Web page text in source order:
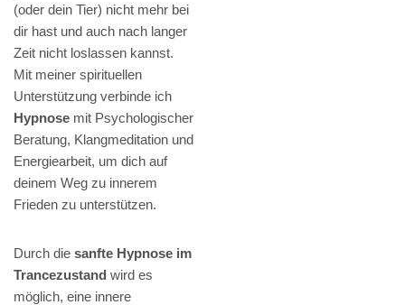
(oder dein Tier) nicht mehr bei
dir hast und auch nach langer
Zeit nicht loslassen kannst.
Mit meiner spirituellen
Unterstützung verbinde ich
Hypnose mit Psychologischer
Beratung, Klangmeditation und
Energiearbeit, um dich auf
deinem Weg zu innerem
Frieden zu unterstützen.
Durch die sanfte Hypnose im
Trancezustand wird es
möglich, eine innere